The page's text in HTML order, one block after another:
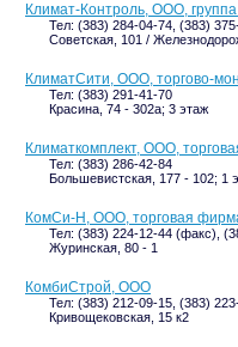
Климат-Контроль, ООО,
Тел: (383) 284-04-74, (383)
Советская, 101 /
КлиматСити, ООО, торгово-
Тел: (383) 291-41-70
Красина, 74 - 302а; 3 этаж
Климаткомплект, ООО,
Тел: (383) 286-42-84
Большевистская, 177 - 102; 1
КомСи-Н, ООО, торговая
Тел: (383) 224-12-44 (факс),
Журинская, 80 - 1
КомбиСтрой, ООО
Тел: (383) 212-09-15, (383)
Кривощековская, 15 к2